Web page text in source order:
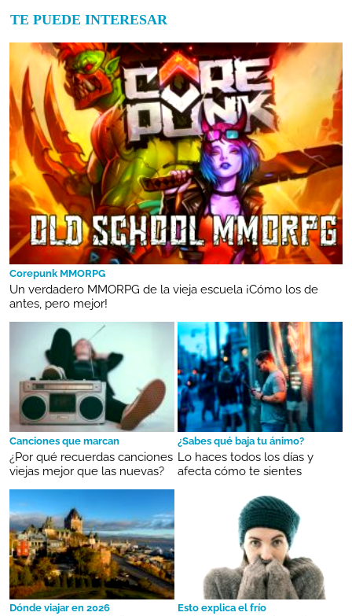
TE PUEDE INTERESAR
Corepunk MMORPG
Un verdadero MMORPG de la vieja escuela ¡Cómo los de
antes, pero mejor!
Canciones que marcan
¿Por qué recuerdas canciones
viejas mejor que las nuevas?
¿Sabes qué baja tu ánimo?
Lo haces todos los días y
afecta cómo te sientes
Dónde viajar en 2026 Esto explica el frío